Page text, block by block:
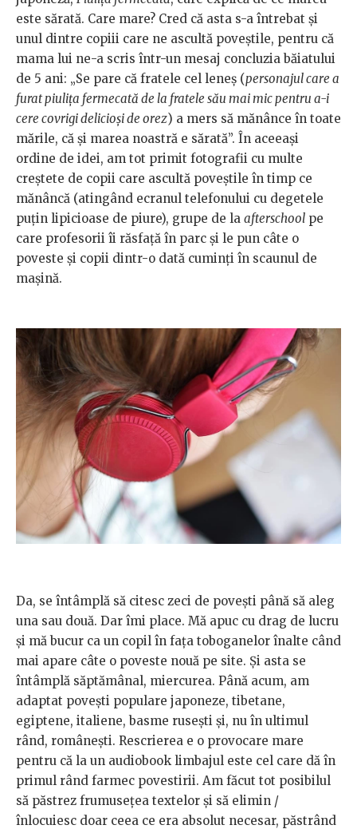
este sărată. Care mare? Cred că asta s-a întrebat și
unul dintre copiii care ne ascultă poveștile, pentru că
mama lui ne-a scris într-un mesaj concluzia băiatului
de 5 ani: „Se pare că fratele cel leneş (personajul care a
furat piulița fermecată de la fratele său mai mic pentru a-i
cere covrigi delicioși de orez) a mers să mănânce în toate
mările, că şi marea noastră e sărată”. În aceeași
ordine de idei, am tot primit fotografii cu multe
creștete de copii care ascultă poveștile în timp ce
mănâncă (atingând ecranul telefonului cu degetele
puțin lipicioase de piure), grupe de la afterschool pe
care profesorii îi răsfață în parc și le pun câte o
poveste și copii dintr-o dată cuminți în scaunul de
mașină.
Da, se întâmplă să citesc zeci de povești până să aleg
una sau două. Dar îmi place. Mă apuc cu drag de lucru
și mă bucur ca un copil în fața toboganelor înalte când
mai apare câte o poveste nouă pe site. Și asta se
întâmplă săptămânal, miercurea. Până acum, am
adaptat povești populare japoneze, tibetane,
egiptene, italiene, basme rusești și, nu în ultimul
rând, românești. Rescrierea e o provocare mare
pentru că la un audiobook limbajul este cel care dă în
primul rând farmec povestirii. Am făcut tot posibilul
să păstrez frumusețea textelor și să elimin /
înlocuiesc doar ceea ce era absolut necesar, păstrând